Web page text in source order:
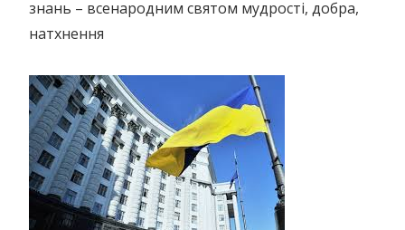
знань – всенародним святом мудрості, добра,
натхнення